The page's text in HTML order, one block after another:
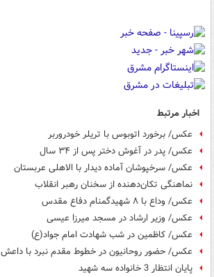
اخبار مرتبط
عکس/ برخورد اتوبوس با تریلر خودروربر
عکس/ پدر در آغوش دختر پس از ۳۴ سال
عکس/ سرخپوشان آماده دیدار با الاهلی عربستان
نماهنگی تکان‌دهنده از سخنان رهبر انقلاب
عکس/ وداع با ۸ شهیدگمنام دفاع مقدس
عکس/ وزیر ارشاد در مسجد میرزا عیسی
عکس/ کاظمین در شب شهادت امام جواد(ع)
عکس/ حضور روحانیون در خطوط مقدم نبرد با داعش
پایان انتظار 3 خانواده‌ سه شهید